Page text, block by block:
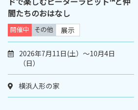
間たちのおはなし
開催中 その他 展示
2026年7月11日(土）～10月4日
（日）
横浜人形の家